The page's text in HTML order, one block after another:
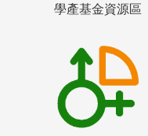
學產基金資源區